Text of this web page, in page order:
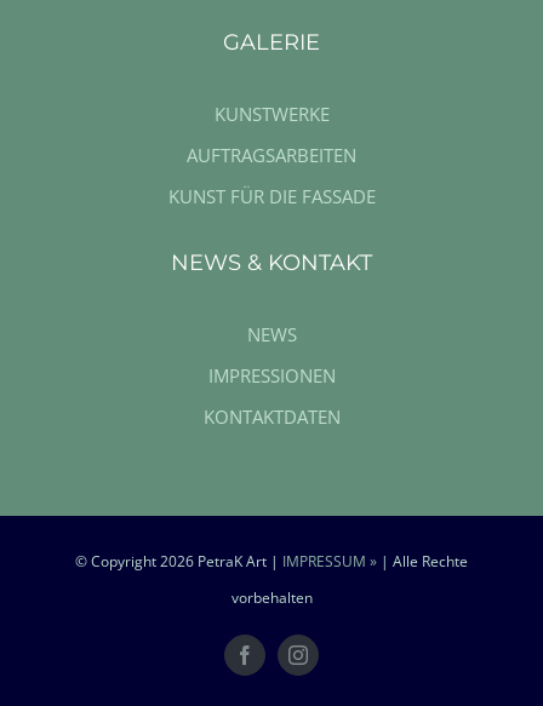
GALERIE
KUNSTWERKE
AUFTRAGSARBEITEN
KUNST FÜR DIE FASSADE
NEWS & KONTAKT
NEWS
IMPRESSIONEN
KONTAKTDATEN
© Copyright2026 PetraK Art | IMPRESSUM » | Alle Rechte
vorbehalten
FacebookInstagram